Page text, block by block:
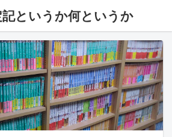
というか何というか